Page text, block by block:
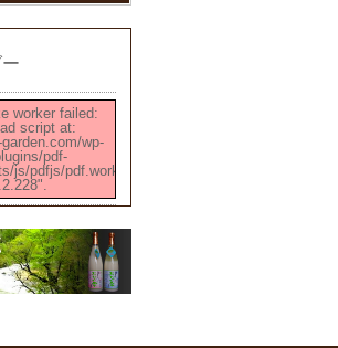
worker failed:
script at:
wp-
pdf-
js/pdfjs/pdf.worker.min.js?